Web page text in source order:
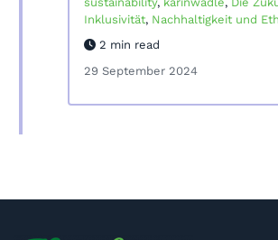
Inklusivität, Nachhaltigkeit und
2 min read
29 September 2024